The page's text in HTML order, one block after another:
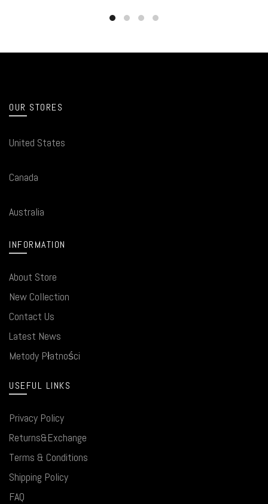
OUR STORES
United States
Canada
Australia
INFORMATION
About Store
New Collection
Contact Us
Latest News
Metody Płatności
USEFUL LINKS
Privacy Policy
Returns&Exchange
Terms & Conditions
Shipping Policy
FAQ